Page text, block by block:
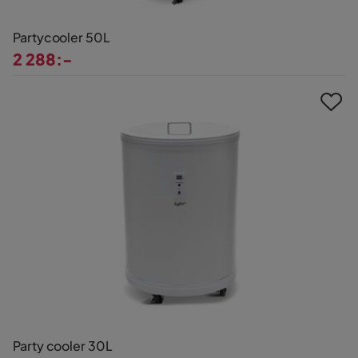
Partycooler 50L
2 288:-
Party cooler 30L